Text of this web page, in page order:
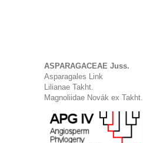
ASPARAGACEAE Juss.
Asparagales Link
Lilianae Takht.
Magnoliidae Novák ex Takht.